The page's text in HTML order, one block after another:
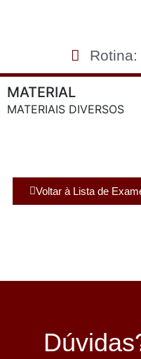
Rotina:
MATERIAL
MATERIAIS DIVERSOS
Voltar à Lista de